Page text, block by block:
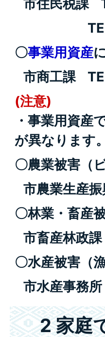
市住民税課
TEL：
〇事業用資産
市商工課
(注意)
・事業用資産
が異なります。
〇農業被害
市農業生産
〇林業・畜
市畜産林政
〇水産被
市水産事務
2 家庭